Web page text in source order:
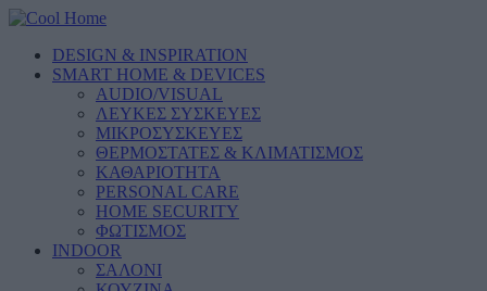
DESIGN & INSPIRATION
SMART HOME & DEVICES
AUDIO/VISUAL
ΛΕΥΚΕΣ ΣΥΣΚΕΥΕΣ
ΜΙΚΡΟΣΥΣΚΕΥΕΣ
ΘΕΡΜΟΣΤΑΤΕΣ & ΚΛΙΜΑΤΙΣΜΟΣ
ΚΑΘΑΡΙΟΤΗΤΑ
PERSONAL CARE
HOME SECURITY
ΦΩΤΙΣΜΟΣ
INDOOR
ΣΑΛΟΝΙ